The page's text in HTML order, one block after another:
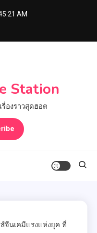
AM
Station
องราวสุดฮอต
จีนเคมีแรงแห่งยุค ที่